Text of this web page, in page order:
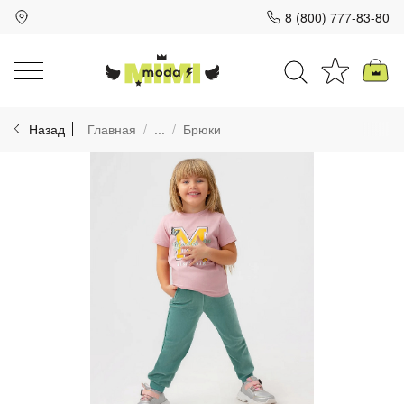
8 (800) 777-83-80
Назад Главная ... Брюки
Для клиентов всех банков
Разбейте
на части
без переплат
График платежей